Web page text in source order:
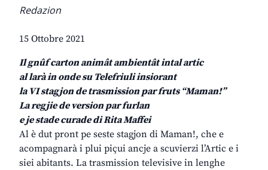
Redazion
15 Ottobre 2021
Il gnûf carton animât ambientât intal artic
al larà in onde su Telefriuli insiorant
la VI stagjon de trasmission par fruts “Maman!”
La regjie de version par furlan
e je stade curade di Rita Maffei
Al è dut pront pe seste stagjon di Maman!, che e
acompagnarà i plui piçui ancje a scuvierzi l’Artic e i
siei abitants. La trasmission televisive in lenghe